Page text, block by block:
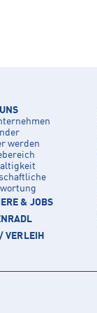
werden
& JOBS
VERLEIH